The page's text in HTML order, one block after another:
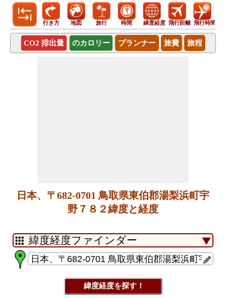
行き方 地図 旅行 時間 緯度経度 飛行距離 飛行時間
CO2 排出量 のカロリー プランナー 旅費 旅程
日本、〒682-0701 鳥取県東伯郡湯梨浜町宇
野７８２緯度と経度